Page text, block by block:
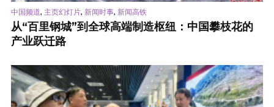
中国频道, 主页幻灯片, 新闻时事, 新闻高铁
从“百里钢城”到全球高端制造枢纽：中国攀枝花的
产业跃迁路